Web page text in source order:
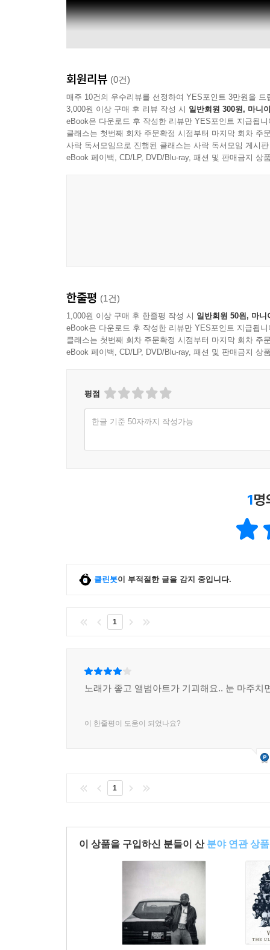
회원리뷰 (0건)
매주 10건의 우수리뷰를 선정하여 YES포인트 3만원을 드
3,000원 이상 구매 후 리뷰 작성 시 일반회원 300원, 마니
eBook은 다운로드 후 작성한 리뷰만 YES포인트 지급됩니
클래스는 첫번째 회차 주문확정 시점부터 마지막 회차 주
사락 독서모임으로 진행된 클래스는 사락 독서모임 게시
eBook 페이백, CD/LP, DVD/Blu-ray, 패션 및 판매금지 상
한줄평 (1건)
1,000원 이상 구매 후 한줄평 작성 시 일반회원 50원, 마니
eBook은 다운로드 후 작성한 리뷰만 YES포인트 지급됩니
클래스는 첫번째 회차 주문확정 시점부터 마지막 회차 주
eBook 페이백, CD/LP, DVD/Blu-ray, 패션 및 판매금지 상
평점
한글 기준 50자까지 작성가능
1명
클린봇이 부적절한 글을 감지 중입니다.
1
노래가 좋고 앨범아트가 기괴해요.. 눈 마주치
이 한줄평이 도움이 되었나요?
1
이 상품을 구입하신 분들이 산 분야 연관 상품